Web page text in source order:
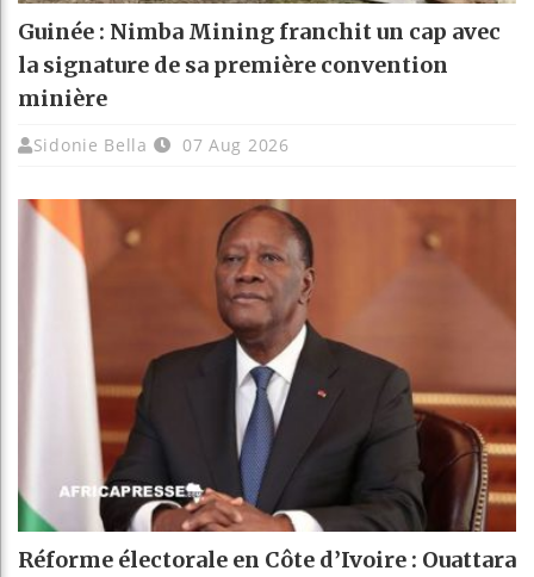
Guinée : Nimba Mining franchit un cap avec
la signature de sa première convention
minière
Sidonie Bella 07 Aug 2026
Réforme électorale en Côte d’Ivoire : Ouattara